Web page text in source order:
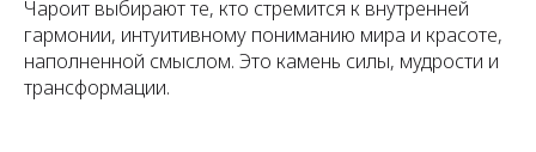
Чароит выбирают те, кто стремится к внутренней
гармонии, интуитивному пониманию мира и красоте,
наполненной смыслом. Это камень силы, мудрости и
трансформации.